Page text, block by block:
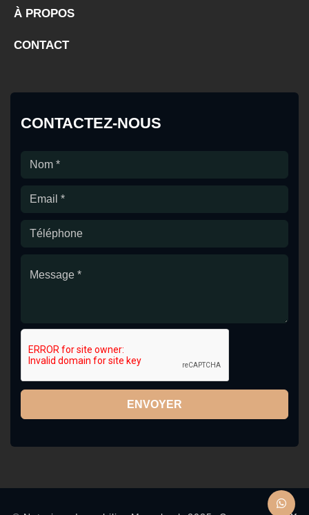
À PROPOS
CONTACT
CONTACTEZ-NOUS
ENVOYER